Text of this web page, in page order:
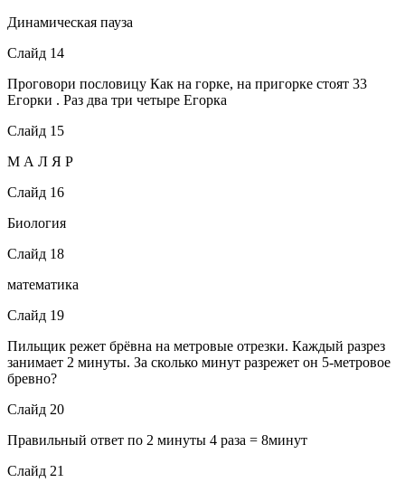
Динамическая пауза
Слайд 14
Проговори пословицу Как на горке, на пригорке стоят 33
Егорки . Раз два три четыре Егорка
Слайд 15
М А Л Я Р
Слайд 16
Биология
Слайд 18
математика
Слайд 19
Пильщик режет брёвна на метровые отрезки. Каждый разрез
занимает 2 минуты. За сколько минут разрежет он 5-метровое
бревно?
Слайд 20
Правильный ответ по 2 минуты 4 раза = 8минут
Слайд 21